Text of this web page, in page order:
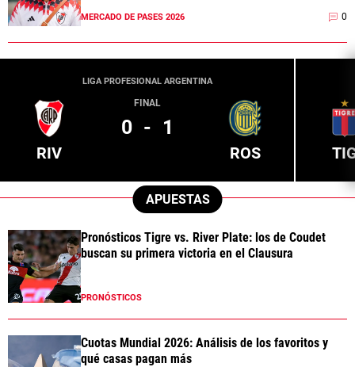
MERCADO DE PASES 2026 0
LIGA PROFESIONAL ARGENTINA
RIV
FINAL
0 - 1
ROS
APUESTAS
Pronósticos Tigre vs. River Plate: los de Coudet
buscan su primera victoria en el Clausura
PRONÓSTICOS
Cuotas Mundial 2026: Análisis de los favoritos y
qué casas pagan más